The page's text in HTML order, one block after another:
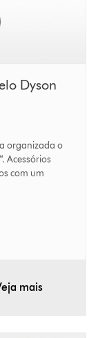
Dyson
organizada o
Acessórios
com um
mais